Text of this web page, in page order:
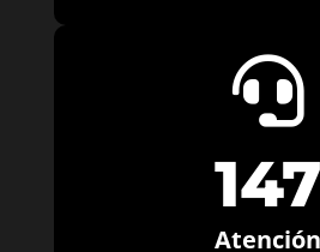

147
Atención